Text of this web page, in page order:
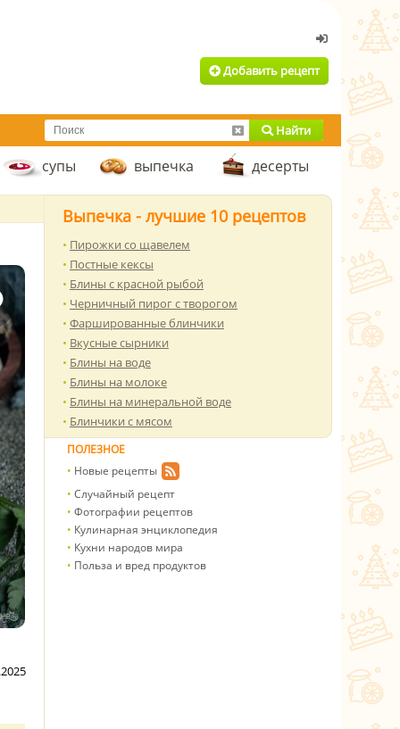
Добавить рецепт
Найти
супы выпечка десерты
Выпечка - лучшие 10 рецептов
Пирожки со щавелем
Постные кексы
Блины с красной рыбой
Черничный пирог с творогом
Фаршированные блинчики
Вкусные сырники
Блины на воде
Блины на молоке
Блины на минеральной воде
Блинчики с мясом
ПОЛЕЗНОЕ
Новые рецепты
Случайный рецепт
Фотографии рецептов
Кулинарная энциклопедия
Кухни народов мира
Польза и вред продуктов